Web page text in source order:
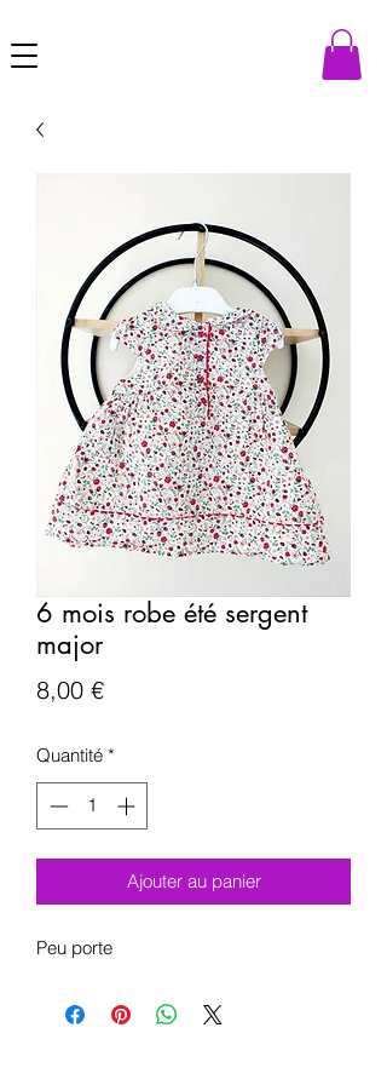
6 mois robe été sergent
major
8,00 €Prix
Quantité *
Ajouter au panier
Peu porte